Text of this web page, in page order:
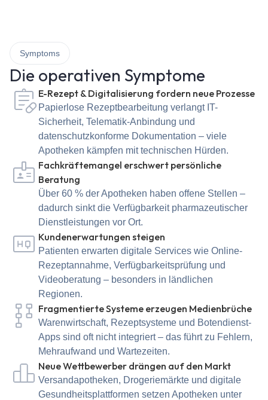
Symptoms
Die operativen Symptome
E-Rezept & Digitalisierung fordern neue Prozesse
Papierlose Rezeptbearbeitung verlangt IT-
Sicherheit, Telematik-Anbindung und
datenschutzkonforme Dokumentation – viele
Apotheken kämpfen mit technischen Hürden.
Fachkräftemangel erschwert persönliche
Beratung
Über 60 % der Apotheken haben offene Stellen –
dadurch sinkt die Verfügbarkeit pharmazeutischer
Dienstleistungen vor Ort.
Kundenerwartungen steigen
Patienten erwarten digitale Services wie Online-
Rezeptannahme, Verfügbarkeitsprüfung und
Videoberatung – besonders in ländlichen
Regionen.
Fragmentierte Systeme erzeugen Medienbrüche
Warenwirtschaft, Rezeptsysteme und Botendienst-
Apps sind oft nicht integriert – das führt zu Fehlern,
Mehraufwand und Wartezeiten.
Neue Wettbewerber drängen auf den Markt
Versandapotheken, Drogeriemärkte und digitale
Gesundheitsplattformen setzen Apotheken unter